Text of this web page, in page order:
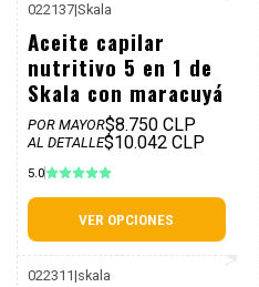
022137|Skala
Aceite capilar
nutritivo 5 en 1 de
Skala con maracuyá
POR MAYOR$8.750 CLP
AL DETALLE$10.042 CLP
5.0
VER OPCIONES
022311|skala